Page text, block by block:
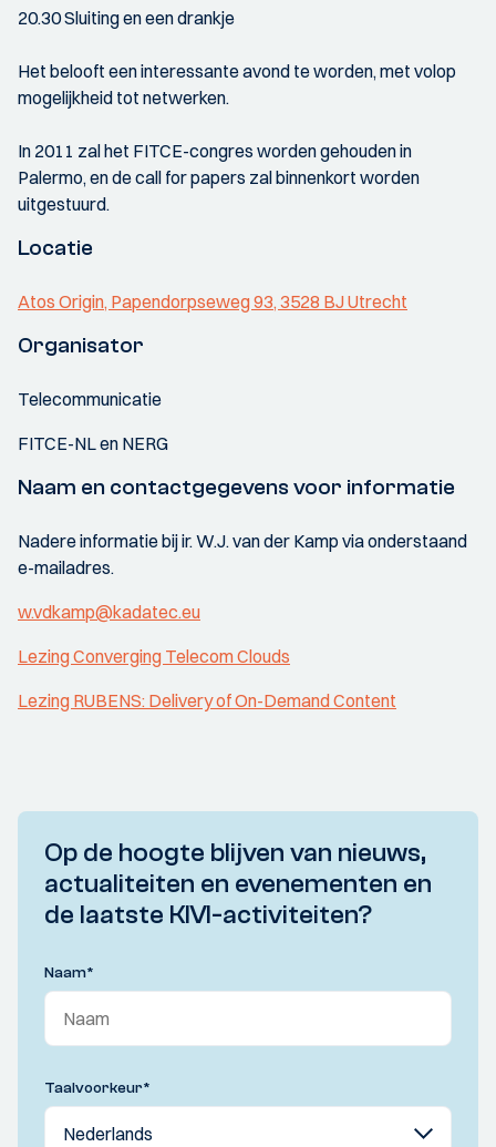
20.30 Sluiting en een drankje
Het belooft een interessante avond te worden, met volop
mogelijkheid tot netwerken.
In 2011 zal het FITCE-congres worden gehouden in
Palermo, en de call for papers zal binnenkort worden
uitgestuurd.
Locatie
Atos Origin, Papendorpseweg 93, 3528 BJ Utrecht
Organisator
Telecommunicatie
FITCE-NL en NERG
Naam en contactgegevens voor informatie
Nadere informatie bij ir. W.J. van der Kamp via onderstaand
e-mailadres.
w.vdkamp@kadatec.eu
Lezing Converging Telecom Clouds
Lezing RUBENS: Delivery of On-Demand Content
Op de hoogte blijven van nieuws,
actualiteiten en evenementen en
de laatste KIVI-activiteiten?
Naam*
Taalvoorkeur*